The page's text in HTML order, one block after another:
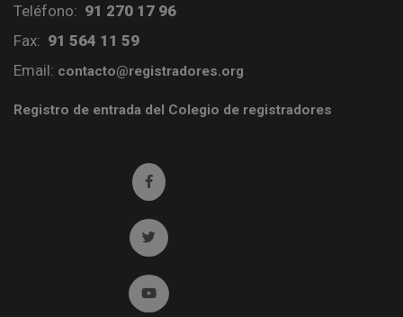
Teléfono: 91 270 17 96
Fax: 91 564 11 59
Email: contacto@registradores.org
Registro de entrada del Colegio de registradores
Ir a facebook (abre en ventana nueva)
Ir a twitter (abre en ventana nueva)
Ir a YouTube (abre en ventana nueva)